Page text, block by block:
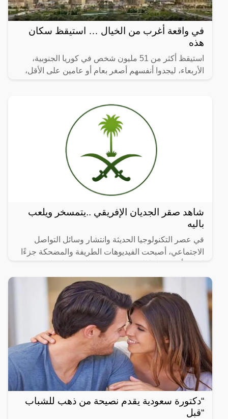
في واقعة أغرب من الخيال … استيقظ سكان
هذه
استيقظ أكثر من 51 مليون شخص في كوريا الجنوبية،
الأربعاء، ليجدوا أنفسهم أصغر بعام أو عامين على الأقل،
شاهد صقر الجديان الإفريقي ..يتمسخر ويلعب
باليه
في عصر التكنولوجيا الحديثة وانتشار وسائل التواصل
الاجتماعي، أصبحت الفيديوهات الطريفة والمضحكة جزءًا
انتشرت
“دكتورة سعودية يقدم نصيحة من ذهب للشباب
“قبل